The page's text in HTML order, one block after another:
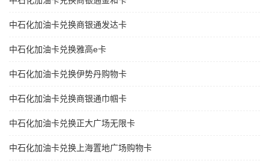
中石化加油卡兑换商银通发达卡
中石化加油卡兑换雅高e卡
中石化加油卡兑换伊势丹购物卡
中石化加油卡兑换商银通巾帼卡
中石化加油卡兑换正大广场无限卡
中石化加油卡兑换上海置地广场购物卡